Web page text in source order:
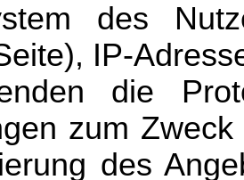
des
IP-
die
zum
des